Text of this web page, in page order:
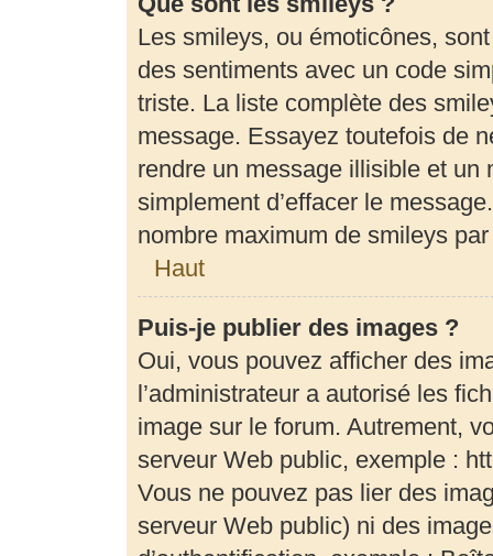
Les smileys, ou émoticônes,
des sentiments avec un code
triste. La liste complète des
message. Essayez toutefois de
rendre un message illisible et un
simplement d’effacer le
nombre maximum de smileys
Haut
Puis-je publier des images ?
Oui, vous pouvez afficher des
l’administrateur a autorisé les
image sur le forum. Autrement,
serveur Web public, exemple :
Vous ne pouvez pas lier des
serveur Web public) ni des